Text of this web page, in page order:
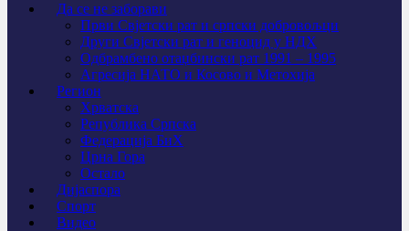
Да се не заборави
Први Свјeтски рат и српски добровољци
Други Свјетски рат и геноцид у НДХ
Одбрамбено отаџбински рат 1991 – 1995
Агресија НАТО и Косово и Метохија
Регион
Хрватска
Република Српска
Федерација БиХ
Црна Гора
Остало
Дијаспора
Спорт
Видео